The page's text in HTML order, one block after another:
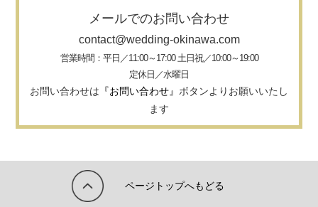
メールでのお問い合わせ
contact@wedding-okinawa.com
営業時間：平日／11:00～17:00 土日祝／10:00～19:00
定休日／水曜日
お問い合わせは 『お問い合わせ』 ボタンよりお願いいたし
ます
ページトップへもどる